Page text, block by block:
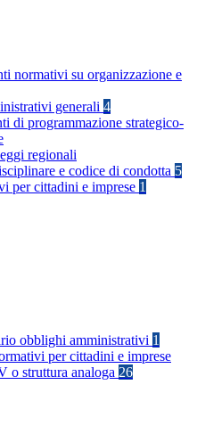
normativi su organizzazione e
generali 4
di programmazione strategico-
regionali
e codice di condotta 5
per cittadini e imprese 1
obblighi amministrativi 1
per cittadini e imprese
o struttura analoga 26